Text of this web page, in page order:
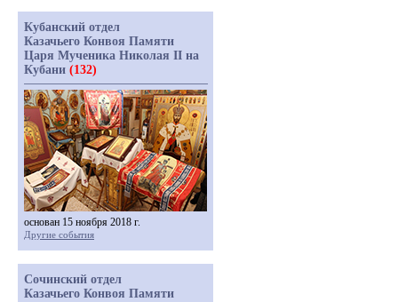
Кубанский отдел
Казачьего Конвоя Памяти
Царя Мученика Николая II на
Кубани (132)
основан 15 ноября 2018 г.
Другие события
Сочинский отдел
Казачьего Конвоя Памяти